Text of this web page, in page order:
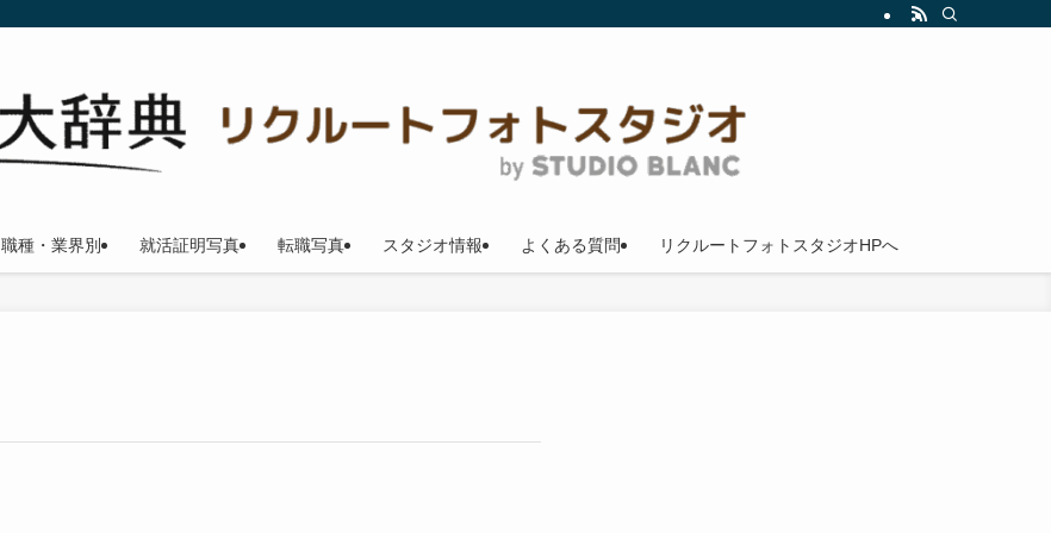
職種・業界別 就活証明写真 転職写真 スタジオ情報 よくある質問 リクルートフォトスタジオHPへ